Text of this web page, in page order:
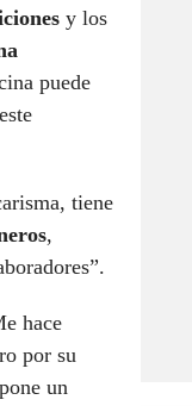
y los
puede
tiene
,
hace
por su
un